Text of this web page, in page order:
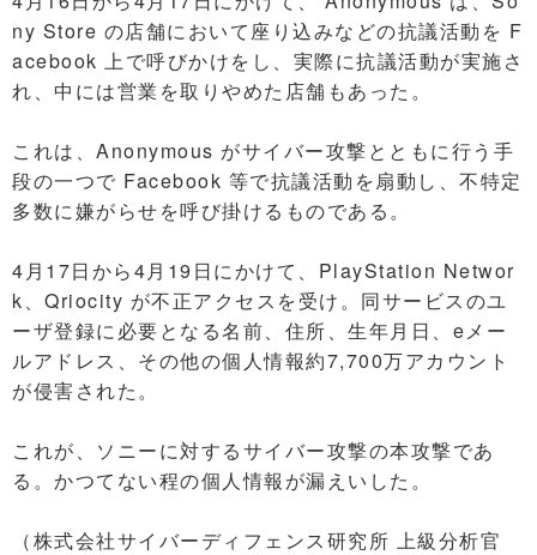
ny Store の店舗において座り込みなどの抗議活動を F
acebook 上で呼びかけをし、実際に抗議活動が実施さ
れ、中には営業を取りやめた店舗もあった。
これは、Anonymous がサイバー攻撃とともに行う手
段の一つで Facebook 等で抗議活動を扇動し、不特定
多数に嫌がらせを呼び掛けるものである。
4月17日から4月19日にかけて、PlayStation Networ
k、Qriocity が不正アクセスを受け。同サービスのユ
ーザ登録に必要となる名前、住所、生年月日、eメー
ルアドレス、その他の個人情報約7,700万アカウント
が侵害された。
これが、ソニーに対するサイバー攻撃の本攻撃であ
る。かつてない程の個人情報が漏えいした。
（株式会社サイバーディフェンス研究所 上級分析官